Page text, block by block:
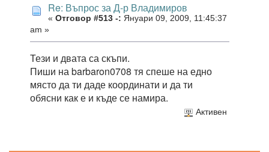
Re: Въпрос за Д-р Владимиров
« Отговор #513 -: Януари 09, 2009, 11:45:37
am »
Тези и двата са скъпи.
Пиши на barbaron0708 тя спеше на едно
място да ти даде координати и да ти
обясни как е и къде се намира.
Активен